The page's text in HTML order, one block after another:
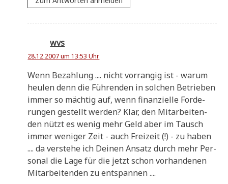
wvs
28.12.2007 um 13:53 Uhr
Wenn Bezah­lung .... nicht vor­ran­gig ist - war­um
heu­len denn die Füh­ren­den in sol­chen Betrie­ben
immer so mäch­tig auf, wenn finan­zi­el­le For­de­
run­gen gestellt wer­den? Klar, den Mit­ar­bei­ten­
den nützt es wenig mehr Geld aber im Tausch
immer weni­ger Zeit - auch Frei­zeit (!) - zu haben
.... da ver­ste­he ich Dei­nen Ansatz durch mehr Per­
so­nal die Lage für die jetzt schon vor­han­de­nen
Mit­ar­bei­ten­den zu entspannen ....